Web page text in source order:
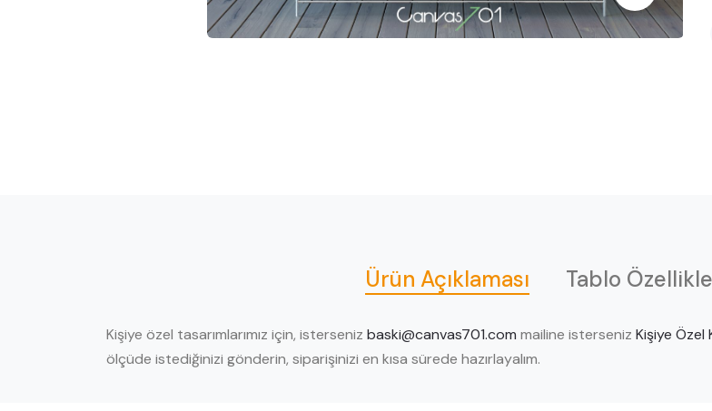
Ürün Açıklaması Tablo
Kişiye özel tasarımlarımız için, isterseniz baski@canvas701.com mailine isterseniz Kişiye Özel
ölçüde istediğinizi gönderin, siparişinizi en kısa sürede hazırlayalım.